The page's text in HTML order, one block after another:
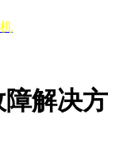
解决方